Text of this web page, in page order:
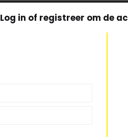
Log in of registreer om de